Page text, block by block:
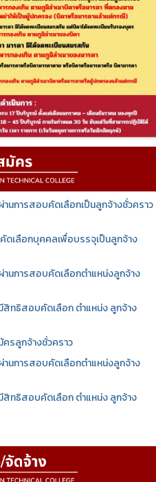
นการสอบคัดเลือกเป็นลูกจ้างชั่วคราว
ดเลือกบุคคลเพื่อบรรจุเป็นลูกจ้าง
านการสอบคัดเลือกตำแหน่งลูกจ้าง
สิทธิสอบคัดเลือก ตำแหน่ง ลูกจ้าง
รลูกจ้างชั่วคราว
านการสอบคัดเลือกตำแหน่งลูกจ้าง
สิทธิสอบคัดเลือก ตำแหน่ง ลูกจ้าง